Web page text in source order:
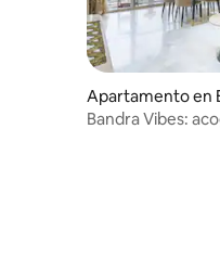
Apartamento en
Bandra Vibes: